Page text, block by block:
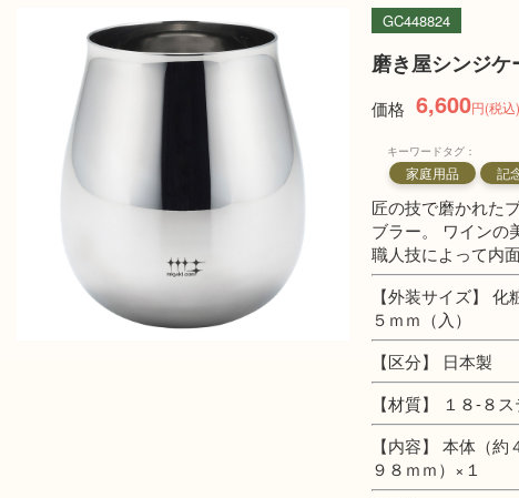
GC448824
磨き屋シンジ
価格 6,600円(税込)
キーワードタグ：
家庭用品 記
匠の技で磨かれた
ブラー。 ワインの
職人技によって内
【外装サイズ】
５ｍｍ（入）
【区分】 日本製
【材質】 １８-８
【内容】 本体（
９８ｍｍ）×１